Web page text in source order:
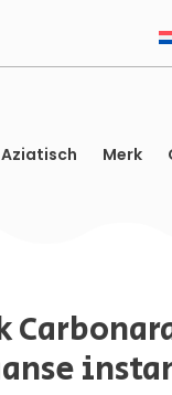
Aziatisch Merk